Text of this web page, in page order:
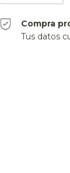
Compra
Tus datos